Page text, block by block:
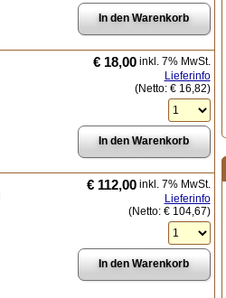
€ 18,00inkl. 7% MwSt.
Lieferinfo
(Netto: € 16,82)
€ 112,00inkl. 7% MwSt.
Lieferinfo
(Netto: € 104,67)